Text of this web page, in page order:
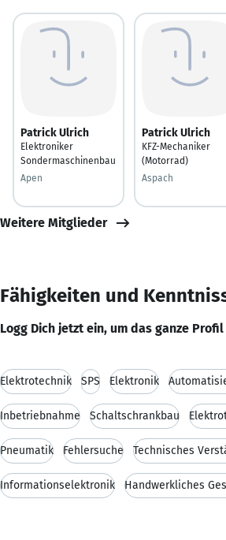
Patrick Ulrich
Elektroniker
Sondermaschinenbau
Apen
Patrick Ulrich
KFZ-Mechaniker
(Motorrad)
Aspach
Weitere Mitglieder
Fähigkeiten und
Logg Dich jetzt ein, um das ganze Profil
Elektrotechnik SPS Elektronik
Inbetriebnahme Schaltschrankbau
Pneumatik Fehlersuche Technisches
Informationselektronik Handwerkliches